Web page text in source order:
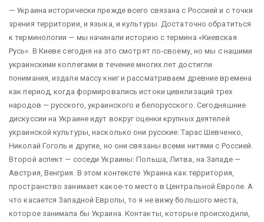
— Украина исторически прежде всего связана с Россией и с точки
зрения территории, и языка, и культуры. Достаточно обратиться
к терминологии — мы начинали историю с термина «Киевская
Русь». В Киеве сегодня на это смотрят по-своему, но мы с нашими
украинскими коллегами в течение многих лет достигли
понимания, издали массу книг и рассматриваем древние времена
как период, когда формировались истоки цивилизаций трех
народов — русского, украинского и белорусского. Сегодняшние
дискуссии на Украине идут вокруг оценки крупных деятелей
украинской культуры, насколько они русские: Тарас Шевченко,
Николай Гоголь и другие, но они связаны всеми нитями с Россией.
Второй аспект — соседи Украины: Польша, Литва, на Западе —
Австрия, Венгрия. В этом контексте Украина как территория,
пространство занимает какое-то место в Центральной Европе. А
что касается Западной Европы, то я не вижу большого места,
которое занимала бы Украина. Контакты, которые происходили,